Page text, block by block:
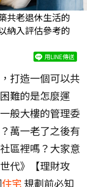
共老退休生活的
納入評估參考的
用LINE傳送
打造一個可以共
難的是怎麼運
般大樓的管理委
萬一老了之後有
區裡嗎？大家意
代》【理財攻
住宅規劃前必知